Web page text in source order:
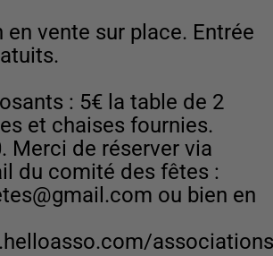
en vente sur place. Entrée
: 5€ la table de 2
et chaises fournies.
Merci de réserver via
du comité des fêtes :
ou bien en